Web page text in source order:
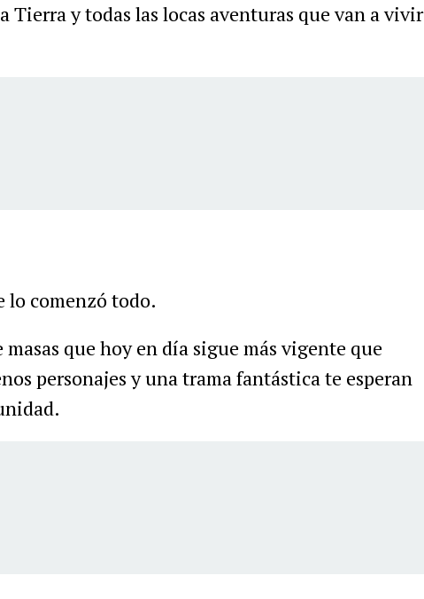
Tierra y todas las locas aventuras que van a vivir
lo comenzó todo.
que hoy en día sigue más vigente que
personajes y una trama fantástica te esperan